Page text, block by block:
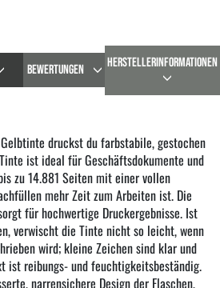
BEWERTUNGEN HERSTELLERINFORMATIONEN
druckst du farbstabile, gestochen
ist ideal für Geschäftsdokumente und
zu 14.881 Seiten mit einer vollen
mehr Zeit zum Arbeiten ist. Die
für hochwertige Druckergebnisse. Ist
verwischt die Tinte nicht so leicht, wenn
wird; kleine Zeichen sind klar und
ist reibungs- und feuchtigkeitsbeständig.
narrensichere Design der Flaschen,